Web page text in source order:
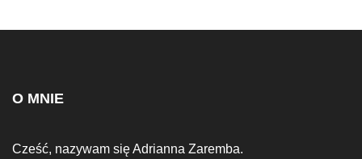
O MNIE
Cześć, nazywam się Adrianna Zaremba.